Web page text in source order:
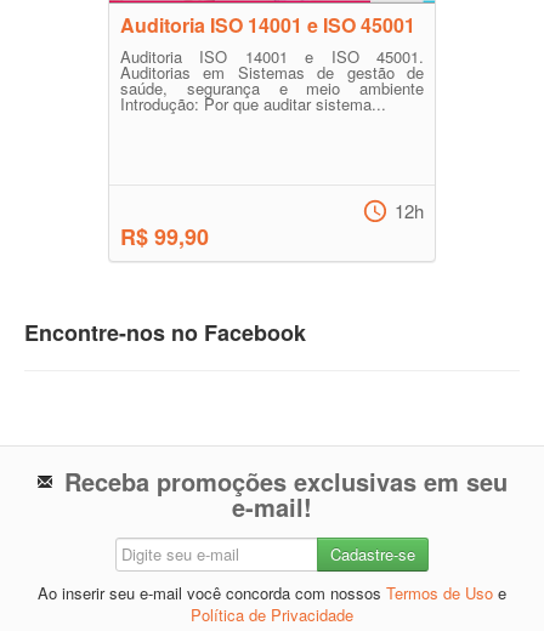
Auditoria ISO 14001 e ISO 45001
Auditoria ISO 14001 e ISO 45001.
Auditorias em Sistemas de gestão de
saúde, segurança e meio ambiente
Introdução: Por que auditar sistema...
R$ 99,90
12h
Encontre-nos no Facebook
Receba promoções exclusivas em seu
e-mail!
Ao inserir seu e-mail você concorda com nossos Termos de Uso e
Política de Privacidade